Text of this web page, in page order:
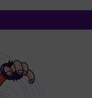
tú quien salve este